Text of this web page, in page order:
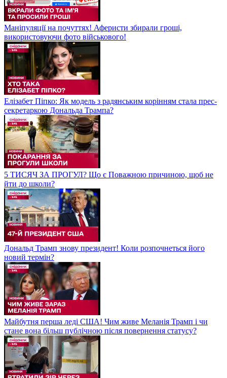
Маніпуляції на почуттях! Аферисти збирали гроші,
використовуючи фото військового!
Елізабет Піпко: Як модель з радянським корінням стала прес-
секретаркою Дональда Трампа?
5 ТИСЯЧ ЗА ПРОГУЛ? Що є Поважною причиною, щоб не
йти до школи?
Дональд Трамп знову президент! Коли розпочнеться його
новий термін?
Майбутня перша леді США! Чим живе Меланія Трамп і чи
стане вона більш публічною після повернення статусу?